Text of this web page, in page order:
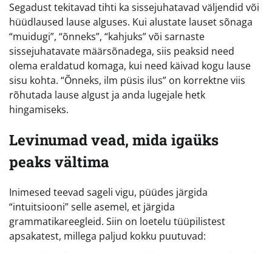
Segadust tekitavad tihti ka sissejuhatavad väljendid või
hüüdlaused lause alguses. Kui alustate lauset sõnaga
“muidugi”, “õnneks”, “kahjuks” või sarnaste
sissejuhatavate määrsõnadega, siis peaksid need
olema eraldatud komaga, kui need käivad kogu lause
sisu kohta. “Õnneks, ilm püsis ilus” on korrektne viis
rõhutada lause algust ja anda lugejale hetk
hingamiseks.
Levinumad vead, mida igaüks
peaks vältima
Inimesed teevad sageli vigu, püüdes järgida
“intuitsiooni” selle asemel, et järgida
grammatikareegleid. Siin on loetelu tüüpilistest
apsakatest, millega paljud kokku puutuvad: